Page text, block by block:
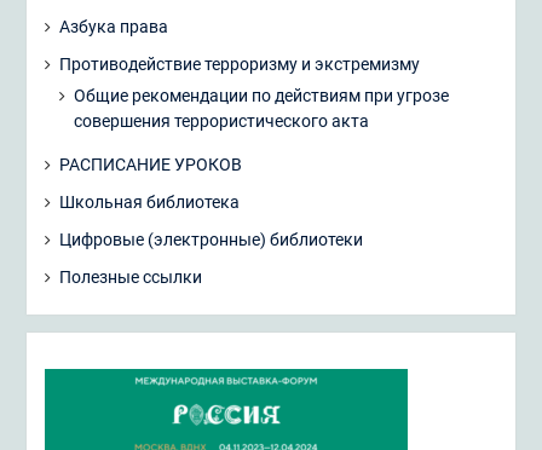
Азбука права
Противодействие терроризму и экстремизму
Общие рекомендации по действиям при угрозе
совершения террористического акта
РАСПИСАНИЕ УРОКОВ
Школьная библиотека
Цифровые (электронные) библиотеки
Полезные ссылки